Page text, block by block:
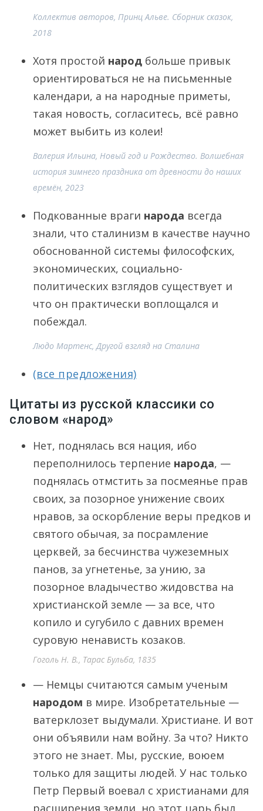
Коллектив авторов, Принц Альве. Сборник сказок,
2018
Хотя простой народ больше привык
ориентироваться не на письменные
календари, а на народные приметы,
такая новость, согласитесь, всё равно
может выбить из колеи!
Валерия Ильина, Новый год и Рождество. Волшебная
история зимнего праздника от древности до наших
времён, 2023
Подкованные враги народа всегда
знали, что сталинизм в качестве научно
обоснованной системы философских,
экономических, социально-
политических взглядов существует и
что он практически воплощался и
побеждал.
Людо Мартенс, Другой взгляд на Сталина
(все предложения)
Цитаты из русской классики со
словом «народ»
Нет, поднялась вся нация, ибо
переполнилось терпение народа, —
поднялась отмстить за посмеянье прав
своих, за позорное унижение своих
нравов, за оскорбление веры предков и
святого обычая, за посрамление
церквей, за бесчинства чужеземных
панов, за угнетенье, за унию, за
позорное владычество жидовства на
христианской земле — за все, что
копило и сугубило с давних времен
суровую ненависть козаков.
Гоголь Н. В., Тарас Бульба, 1835
— Немцы считаются самым ученым
народом в мире. Изобретательные —
ватерклозет выдумали. Христиане. И вот
они объявили нам войну. За что? Никто
этого не знает. Мы, русские, воюем
только для защиты людей. У нас только
Петр Первый воевал с христианами для
расширения земли, но этот царь был